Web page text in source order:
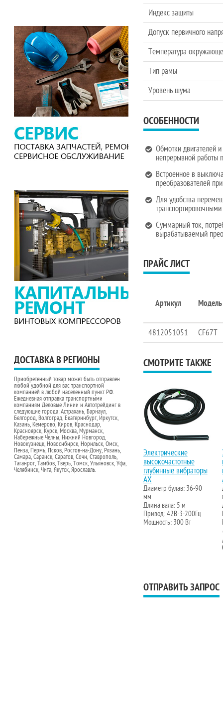
ДОСТАВКА В РЕГИОНЫ
Приобретенный товар может быть отправлен
любой удобной для вас транспортной
компанией в любой населенный пункт РФ.
Ежедневная отправка транспортными
компаниям Деловые Линии и Автотрейдинг в
следующие города: Астрахань, Барнаул,
Белгород, Волгоград, Екатеринбург, Иркутск,
Казань, Кемерово, Киров, Краснодар,
Красноярск, Курск, Москва, Мурманск,
Набережные Челны, Нижний Новгород,
Новокузнецк, Новосибирск, Норильск, Омск,
Пенза, Пермь, Псков, Ростов-на-Дону, Рязань,
Самара, Саранск, Саратов, Сочи, Ставрополь,
Таганрог, Тамбов, Тверь, Томск, Ульяновск, Уфа,
Челябинск, Чита, Якутск, Ярославль.
Индекс защиты
Допуск первичного
Температура
Тип рамы
Уровень шума
ОСОБЕННОСТИ
Обмотки двигателей
непрерывной работы
Встроенное в
преобразователей
Для удобства
Суммарный ток,
вырабатываемый
ПРАЙС ЛИСТ
Артикул Модель
4812051051 CF67T
СМОТРИТЕ ТАКЖЕ
Электрические
высокочастотные
глубинные вибраторы
AX
Диаметр булав: 36-90
мм
Длина вала: 5 м
Привод: 42В-3-200Гц
Мощность: 300 Вт
ОТПРАВИТЬ ЗАПРОС